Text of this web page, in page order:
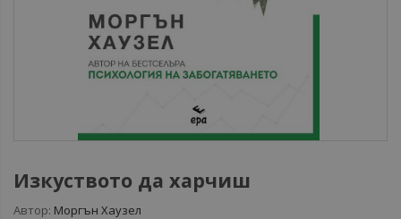
Изкуството да харчиш
Автор: Моргън Хаузел